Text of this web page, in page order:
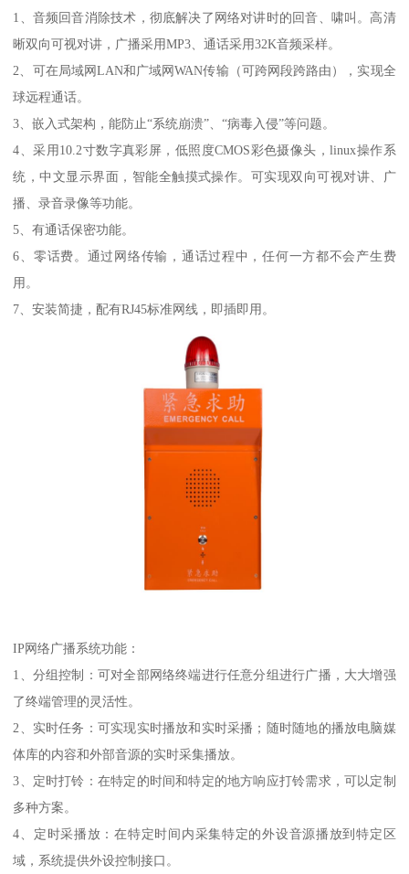
1、音频回音消除技术，彻底解决了网络对讲时的回音、啸叫。高清
晰双向可视对讲，广播采用MP3、通话采用32K音频采样。
2、可在局域网LAN和广域网WAN传输（可跨网段跨路由），实现全
球远程通话。
3、嵌入式架构，能防止“系统崩溃”、“病毒入侵”等问题。
4、采用10.2寸数字真彩屏，低照度CMOS彩色摄像头，linux操作系
统，中文显示界面，智能全触摸式操作。可实现双向可视对讲、广
播、录音录像等功能。
5、有通话保密功能。
6、零话费。通过网络传输，通话过程中，任何一方都不会产生费
用。
7、安装简捷，配有RJ45标准网线，即插即用。
IP网络广播系统功能：
1、分组控制：可对全部网络终端进行任意分组进行广播，大大增强
了终端管理的灵活性。
2、实时任务：可实现实时播放和实时采播；随时随地的播放电脑媒
体库的内容和外部音源的实时采集播放。
3、定时打铃：在特定的时间和特定的地方响应打铃需求，可以定制
多种方案。
4、定时采播放：在特定时间内采集特定的外设音源播放到特定区
域，系统提供外设控制接口。